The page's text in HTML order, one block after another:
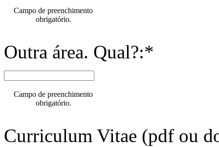
Campo de preenchimento
obrigatório.
Outra área. Qual?:*
Campo de preenchimento
obrigatório.
Curriculum Vitae (pdf ou